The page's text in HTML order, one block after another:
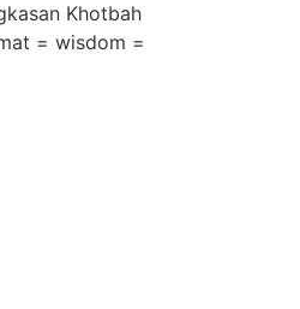
Khotbah
= wisdom =